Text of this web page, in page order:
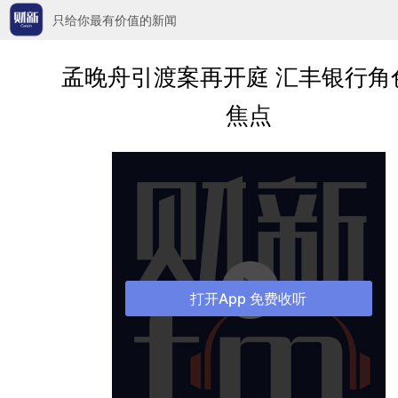
只给你最有价值的新闻
孟晚舟引渡案再开庭 汇丰银行角
焦点
打开App 免费收听